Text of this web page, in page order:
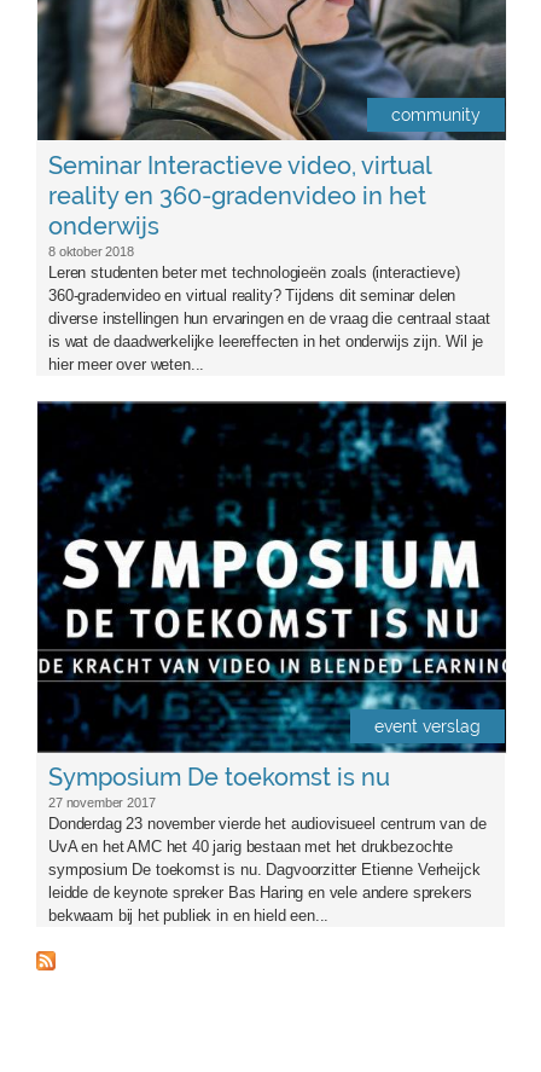
community
Seminar Interactieve video, virtual
reality en 360-gradenvideo in het
onderwijs
8 oktober 2018
Leren studenten beter met technologieën zoals (interactieve)
360-gradenvideo en virtual reality? Tijdens dit seminar delen
diverse instellingen hun ervaringen en de vraag die centraal staat
is wat de daadwerkelijke leereffecten in het onderwijs zijn. Wil je
hier meer over weten...
titel_symposium.jpg
event verslag
Symposium De toekomst is nu
27 november 2017
Donderdag 23 november vierde het audiovisueel centrum van de
UvA en het AMC het 40 jarig bestaan met het drukbezochte
symposium De toekomst is nu. Dagvoorzitter Etienne Verheijck
leidde de keynote spreker Bas Haring en vele andere sprekers
bekwaam bij het publiek in en hield een...